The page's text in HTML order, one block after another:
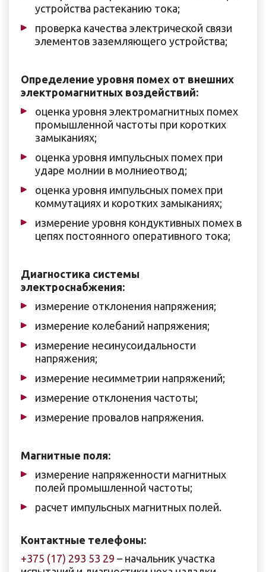
устройства растеканию тока;
проверка качества электрической связи
элементов заземляющего устройства;
Определение уровня помех от внешних
электромагнитных воздействий:
оценка уровня электромагнитных помех
промышленной частоты при коротких
замыканиях;
оценка уровня импульсных помех при
ударе молнии в молниеотвод;
оценка уровня импульсных помех при
коммутациях и коротких замыканиях;
измерение уровня кондуктивных помех в
цепях постоянного оперативного тока;
Диагностика системы
электроснабжения:
измерение отклонения напряжения;
измерение колебаний напряжения;
измерение несинусоидальности
напряжения;
измерение несимметрии напряжений;
измерение отклонения частоты;
измерение провалов напряжения.
Магнитные поля:
измерение напряженности магнитных
полей промышленной частоты;
расчет импульсных магнитных полей.
Контактные телефоны:
+375 (17) 293 53 29 – начальник участка